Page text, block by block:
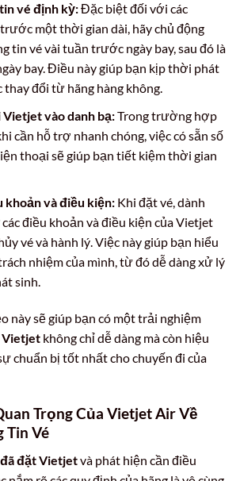
vé định kỳ:Đặc biệt đối với các
một thời gian dài, hãy chủ động
tin vé vài tuần trước ngày bay, sau đó là
bay. Điều này giúp bạn kịp thời phát
thay đổi từ hãng hàng không.
vào danh bạ:Trong trường hợp
cần hỗ trợ nhanh chóng, việc có sẵn số
thoại sẽ giúp bạn tiết kiệm thời gian
khoản và điều kiện:Khi đặt vé, dành
điều khoản và điều kiện của Vietjet
vé và hành lý. Việc này giúp bạn hiểu
nhiệm của mình, từ đó dễ dàng xử lý
sinh.
này sẽ giúp bạn có một trải nghiệm
Vietjet không chỉ dễ dàng mà còn hiệu
chuẩn bị tốt nhất cho chuyến đi của
Trọng Của Vietjet Air Về
Tin Vé
đặt Vietjetvà phát hiện cần điều